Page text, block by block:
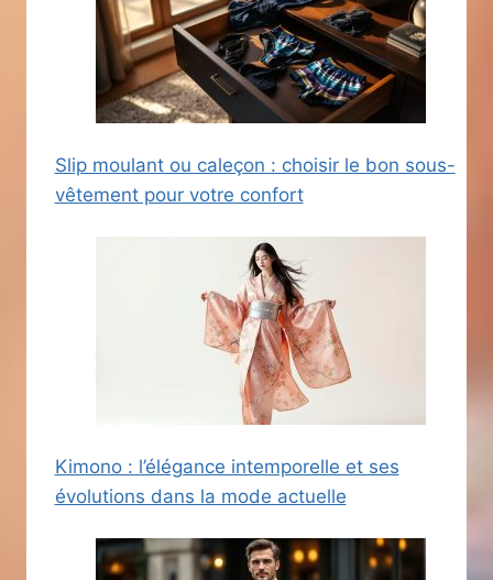
Slip moulant ou caleçon : choisir le bon sous-
vêtement pour votre confort
Kimono : l’élégance intemporelle et ses
évolutions dans la mode actuelle